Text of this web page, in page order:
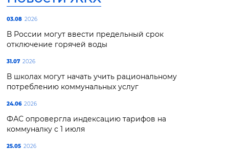
03.08 2026
В России могут ввести предельный срок
отключение горячей воды
31.07 2026
В школах могут начать учить рациональному
потреблению коммунальных услуг
24.06 2026
ФАС опровергла индексацию тарифов на
коммуналку с 1 июля
25.05 2026